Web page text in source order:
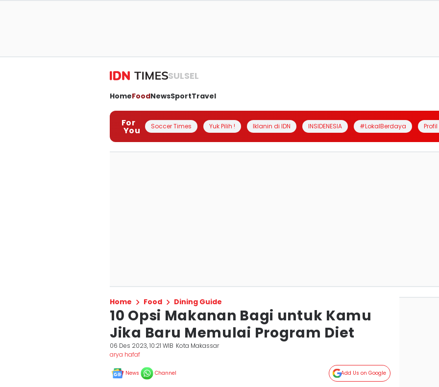
SULSEL
HomeFoodNewsSportTravel
For
You Soccer Times Yuk Pilih ! Iklanin di IDN INSIDENESIA #LokalBerdaya
Home Food Dining Guide
10 Opsi Makanan Bagi untuk Kamu
Jika Baru Memulai Program Diet
06 Des 2023, 10:21 WIB Kota Makassar
arya hafaf
News Channel Add Us on Google